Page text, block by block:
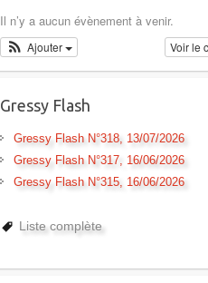
Il n’y a aucun évènement à venir.
Voir le
Ajouter
Gressy Flash
Gressy Flash N°318, 13/07/2026
Gressy Flash N°317, 16/06/2026
Gressy Flash N°315, 16/06/2026
Liste complète